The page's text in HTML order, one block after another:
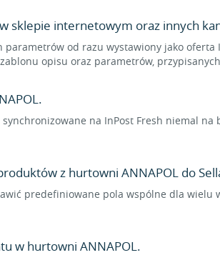
internetowym oraz innych
od razu wystawiony jako oferta
opisu oraz parametrów,
na InPost Fresh niemal na
z hurtowni ANNAPOL do
predefiniowane pola wspólne dla
w hurtowni ANNAPOL.